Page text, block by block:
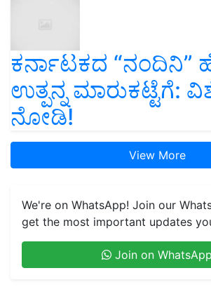
ಕರ್ನಾಟಕದ “ನಂದಿನಿ”
ಉತ್ಪನ್ನ ಮಾರುಕಟ್ಟೆಗೆ:
ನೋಡಿ!
View More
We're on WhatsApp! Join our
get the most important updates
Join on WhatsApp